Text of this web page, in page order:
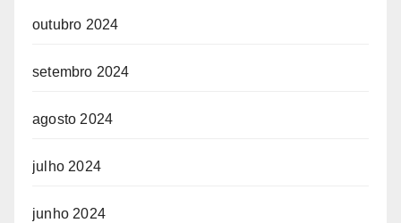
outubro 2024
setembro 2024
agosto 2024
julho 2024
junho 2024